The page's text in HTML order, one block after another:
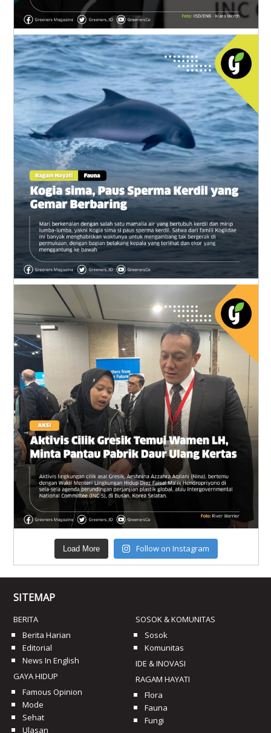
Load More Follow on Instagram
SITEMAP
BERITA
Berita Harian
Editorial
News In English
GAYA HIDUP
Famous Opinion
Mode
Sehat
Ulasan
SOSOK & KOMUNITAS
Sosok
Komunitas
IDE & INOVASI
RAGAM HAYATI
Flora
Fauna
Fungi